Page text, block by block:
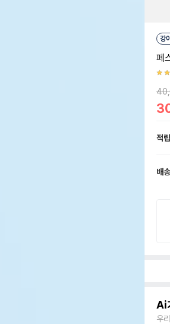
강
페
적
배
Ai
우